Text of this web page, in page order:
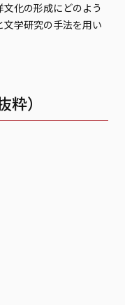
化の形成にどのよう
学研究の手法を用い
）